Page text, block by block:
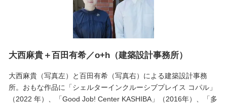
大西麻貴＋百田有希／o+h（建築設計事務所）
大西麻貴（写真左）と百田有希（写真右）による建築設計事務
所。おもな作品に「シェルターインクルーシブプレイス コパル」
（2022 年）、「Good Job! Center KASHIBA」（2016年）、「多